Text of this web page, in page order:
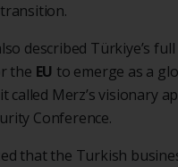
described Türkiye’s
the EU to emerge as a
called Merz’s visionary
Conference.
that the Turkish